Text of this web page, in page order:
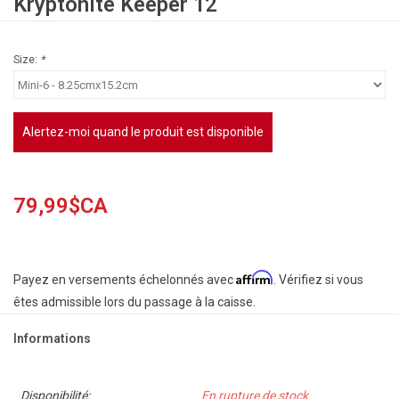
Size: *
Alertez-moi quand le produit est disponible
79,99$CA
Payez en versements échelonnés avecAffirm. Vérifiez si vous
êtes admissible lors du passage à la caisse.
Informations
Disponibilité: En rupture de stock